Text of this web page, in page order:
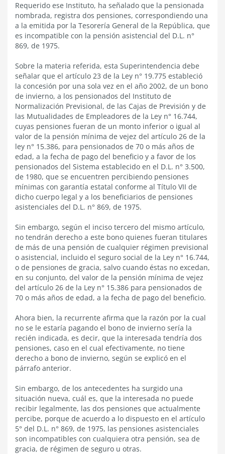
Requerido ese Instituto, ha señalado que la pensionada
nombrada, registra dos pensiones, correspondiendo una
a la emitida por la Tesorería General de la República, que
es incompatible con la pensión asistencial del D.L. n°
869, de 1975.
Sobre la materia referida, esta Superintendencia debe
señalar que el artículo 23 de la Ley n° 19.775 estableció
la concesión por una sola vez en el año 2002, de un bono
de invierno, a los pensionados del Instituto de
Normalización Previsional, de las Cajas de Previsión y de
las Mutualidades de Empleadores de la Ley n° 16.744,
cuyas pensiones fueran de un monto inferior o igual al
valor de la pensión mínima de vejez del artículo 26 de la
ley n° 15.386, para pensionados de 70 o más años de
edad, a la fecha de pago del beneficio y a favor de los
pensionados del Sistema establecido en el D.L. n° 3.500,
de 1980, que se encuentren percibiendo pensiones
mínimas con garantía estatal conforme al Título VII de
dicho cuerpo legal y a los beneficiarios de pensiones
asistenciales del D.L. n° 869, de 1975.
Sin embargo, según el inciso tercero del mismo artículo,
no tendrán derecho a este bono quienes fueran titulares
de más de una pensión de cualquier régimen previsional
o asistencial, incluido el seguro social de la Ley n° 16.744,
o de pensiones de gracia, salvo cuando éstas no excedan,
en su conjunto, del valor de la pensión mínima de vejez
del artículo 26 de la Ley n° 15.386 para pensionados de
70 o más años de edad, a la fecha de pago del beneficio.
Ahora bien, la recurrente afirma que la razón por la cual
no se le estaría pagando el bono de invierno sería la
recién indicada, es decir, que la interesada tendría dos
pensiones, caso en el cual efectivamente, no tiene
derecho a bono de invierno, según se explicó en el
párrafo anterior.
Sin embargo, de los antecedentes ha surgido una
situación nueva, cuál es, que la interesada no puede
recibir legalmente, las dos pensiones que actualmente
percibe, porque de acuerdo a lo dispuesto en el artículo
5° del D.L. n° 869, de 1975, las pensiones asistenciales
son incompatibles con cualquiera otra pensión, sea de
gracia, de régimen de seguro u otras.